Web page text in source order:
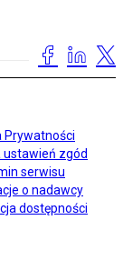
Prywatności
ustawień zgód
serwisu
o nadawcy
dostępności